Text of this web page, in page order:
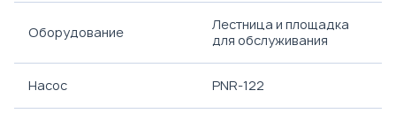
Оборудование
Лестница и площадка
для обслуживания
Насос PNR-122